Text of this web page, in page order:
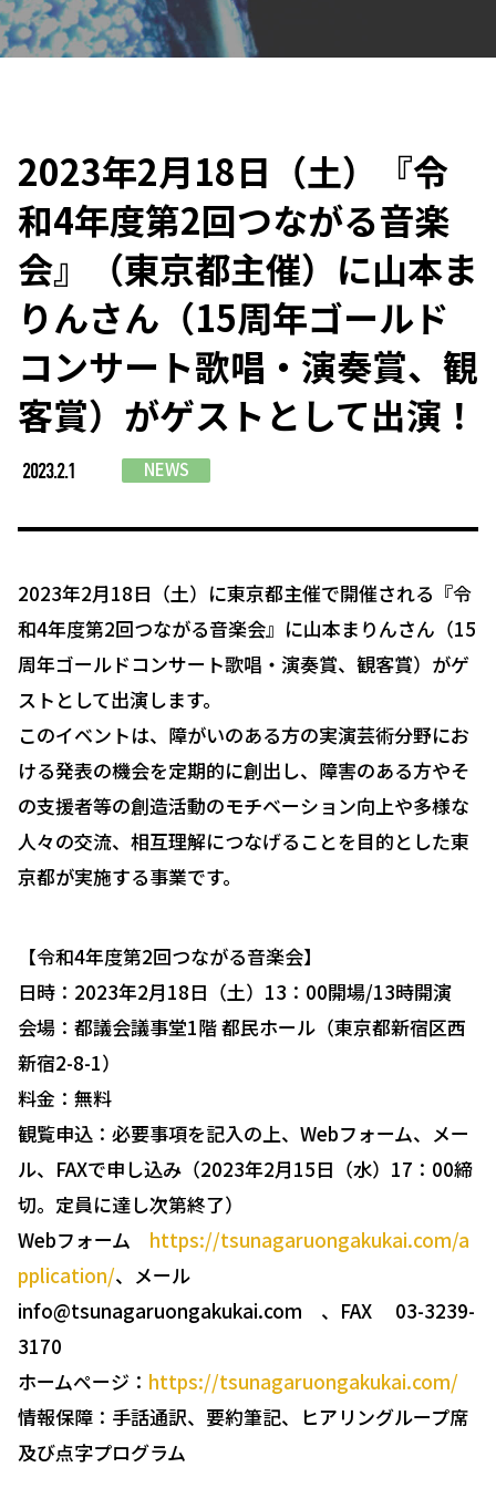
2023年2月18日（土）『令
和4年度第2回つながる音楽
会』（東京都主催）に山本ま
りんさん（15周年ゴールド
コンサート歌唱・演奏賞、観
客賞）がゲストとして出演！
2023.2.1 NEWS
2023年2月18日（土）に東京都主催で開催される『令
和4年度第2回つながる音楽会』に山本まりんさん（15
周年ゴールドコンサート歌唱・演奏賞、観客賞）がゲ
ストとして出演します。
このイベントは、障がいのある方の実演芸術分野にお
ける発表の機会を定期的に創出し、障害のある方やそ
の支援者等の創造活動のモチベーション向上や多様な
人々の交流、相互理解につなげることを目的とした東
京都が実施する事業です。
【令和4年度第2回つながる音楽会】
日時：2023年2月18日（土）13：00開場/13時開演
会場：都議会議事堂1階 都民ホール（東京都新宿区西
新宿2-8-1）
料金：無料
観覧申込：必要事項を記入の上、Webフォーム、メー
ル、FAXで申し込み（2023年2月15日（水）17：00締
切。定員に達し次第終了）
Webフォーム https://tsunagaruongakukai.com/a
pplication/、メール
info@tsunagaruongakukai.com 、FAX 03-3239-
3170
ホームページ： https://tsunagaruongakukai.com/
情報保障：手話通訳、要約筆記、ヒアリングループ席
及び点字プログラム